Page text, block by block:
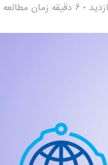
6 دقیقه زمان مطالعه